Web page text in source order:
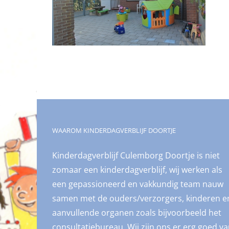
WAAROM KINDERDAGVERBLIJF DOORTJE
Kinderdagverblijf Culemborg Doortje is niet
zomaar een kinderdagverblijf, wij werken als
een gepassioneerd en vakkundig team nauw
samen met de ouders/verzorgers, kinderen
aanvullende organen zoals bijvoorbeeld het